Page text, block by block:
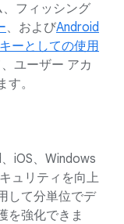
フィッシング
、およびAndroid
ーとしての使用
ユーザー アカ
。
iOS、Windows
ュリティを向上
して分単位でデ
を強化できま